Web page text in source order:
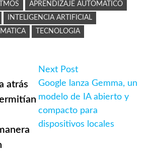
APRENDIZAJE AUTOMATICO
INTELIGENCIA ARTIFICIAL
TECNOLOGIA
atrás
Next PostNext
post:
Google lanza Gemma, un
modelo de IA abierto y
compacto para
dispositivos locales